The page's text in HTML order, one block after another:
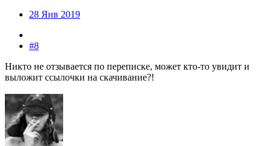
28 Янв 2019
#8
Никто не отзывается по переписке, может кто-то увидит и
выложит ссылочки на скачивание?!